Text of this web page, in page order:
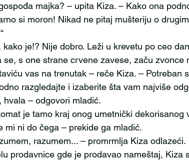
A, gospođa majka? – upita Kiza. – Kako ona
Eh, kako je!? Nije dobro. Leži u krevetu po ceo
se, s one strane crvene zavese, začu
razgledajte i izaberite šta vam najviše
Ne, hvala – odgovori mladić.
Automat je tamo kraj onog umetnički dekorisanog
Nije mi ni do čega – prekide ga mladić.
Razumem, razumem... – promrmlja Kiza odlazeći.